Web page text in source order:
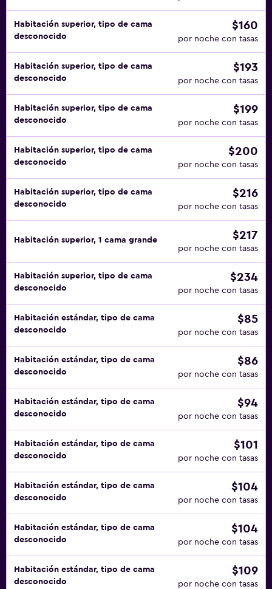
Habitación superior, tipo de cama
desconocido
$160
por noche con tasas
Habitación superior, tipo de cama
desconocido
$193
por noche con tasas
Habitación superior, tipo de cama
desconocido
$199
por noche con tasas
Habitación superior, tipo de cama
desconocido
$200
por noche con tasas
Habitación superior, tipo de cama
desconocido
$216
por noche con tasas
Habitación superior, 1 cama grande $217
por noche con tasas
Habitación superior, tipo de cama
desconocido
$234
por noche con tasas
Habitación estándar, tipo de cama
desconocido
$85
por noche con tasas
Habitación estándar, tipo de cama
desconocido
$86
por noche con tasas
Habitación estándar, tipo de cama
desconocido
$94
por noche con tasas
Habitación estándar, tipo de cama
desconocido
$101
por noche con tasas
Habitación estándar, tipo de cama
desconocido
$104
por noche con tasas
Habitación estándar, tipo de cama
desconocido
$104
por noche con tasas
Habitación estándar, tipo de cama
desconocido
$109
por noche con tasas